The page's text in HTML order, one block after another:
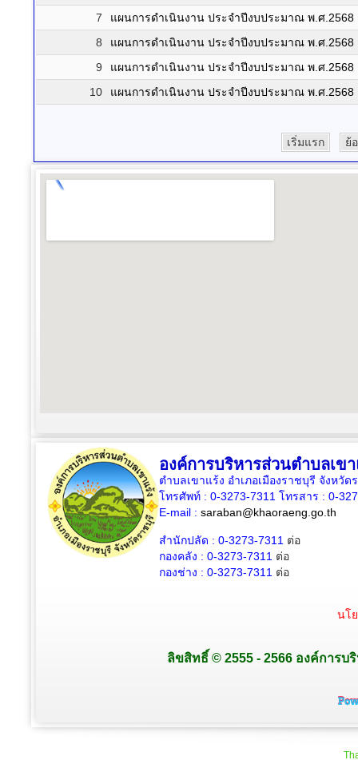
7
แผนการดำเนินงาน ประจำปีงบประมาณ พ.ศ.2568
8
แผนการดำเนินงาน ประจำปีงบประมาณ พ.ศ.2568
9
แผนการดำเนินงาน ประจำปีงบประมาณ พ.ศ.2568
10
แผนการดำเนินงาน ประจำปีงบประมาณ พ.ศ.2568
เริ่มแรก ย้
องค์การบริหารส่วนตำบลเข
ตำบลเขาแร้ง อำเภอเมืองราชบุรี จังหวัด
โทรศัพท์ : 0-3273-7311 โทรสาร : 0-
E-mail : saraban@khaoraeng.go.th
สำนักปลัด : 0-3273-7311 ต่อ
กองคลัง : 0-3273-7311 ต่อ
กองช่าง : 0-3273-7311 ต่อ
นโ
ลิขสิทธิ์ © 2555 - 2566 องค์การบ